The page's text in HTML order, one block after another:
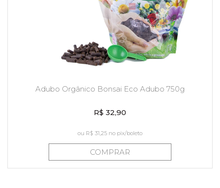
Adubo Orgânico Bonsai Eco Adubo 750g
R$ 32,90
ou R$ 31,25 no pix/boleto
COMPRAR